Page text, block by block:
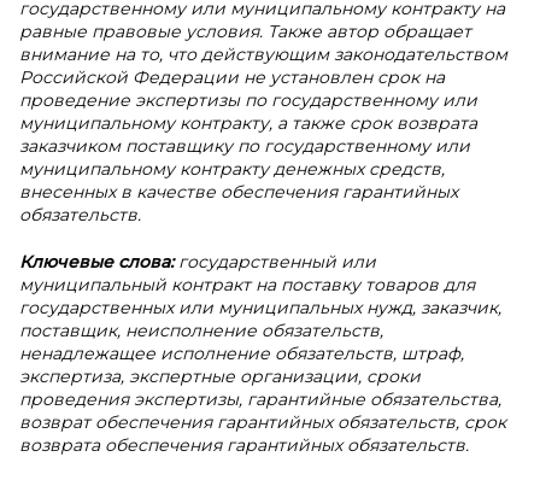
государственному или муниципальному контракту на
равные правовые условия. Также автор обращает
внимание на то, что действующим законодательством
Российской Федерации не установлен срок на
проведение экспертизы по государственному или
муниципальному контракту, а также срок возврата
заказчиком поставщику по государственному или
муниципальному контракту денежных средств,
внесенных в качестве обеспечения гарантийных
обязательств.
Ключевые слова:государственный или
муниципальный контракт на поставку товаров для
государственных или муниципальных нужд, заказчик,
поставщик, неисполнение обязательств,
ненадлежащее исполнение обязательств, штраф,
экспертиза, экспертные организации, сроки
проведения экспертизы, гарантийные обязательства,
возврат обеспечения гарантийных обязательств, срок
возврата обеспечения гарантийных обязательств.